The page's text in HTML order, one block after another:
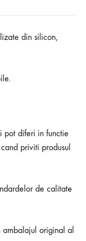
din silicon,
pot diferi in functie
priviti produsul
de calitate
original al